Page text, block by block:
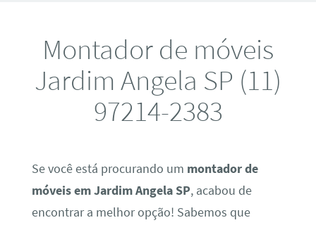
Montador de móveis
Jardim Angela SP (11)
97214-2383
Se você está procurando um montador de
móveis em Jardim Angela SP, acabou de
encontrar a melhor opção! Sabemos que